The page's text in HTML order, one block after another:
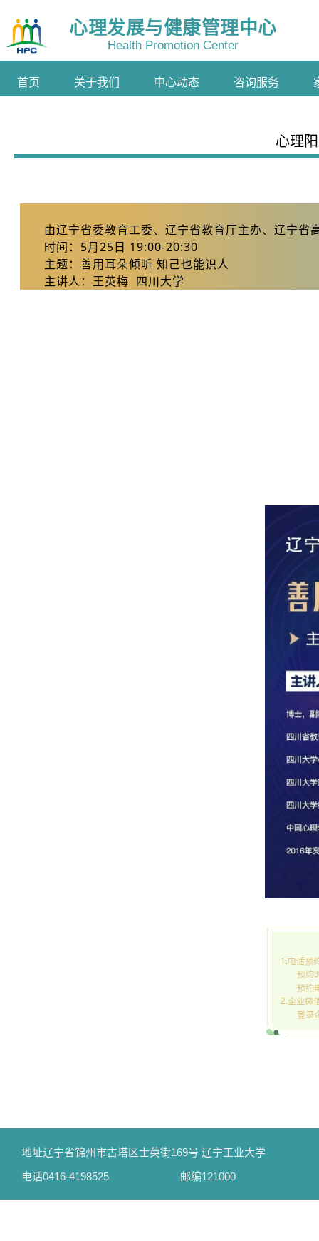
心理发展与健康管理中心
Health Promotion Center
首页 关于我们 中心动态 咨询服务
心理
由辽宁省委教育工委、辽宁省教育厅主办、辽宁
时间：5月25日 19:00-20:30
主题：善用耳朵倾听 知己也能识人
主讲人：王英梅 四川大学
地址辽宁省锦州市古塔区士英街169号 辽宁工业大学
电话0416-4198525 邮编121000